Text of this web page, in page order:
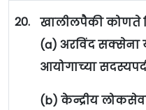
20.
खालीलपैकी कोणते
(a) अरविंद सक्सेना
आयोगाच्या
(b) केन्द्रीय